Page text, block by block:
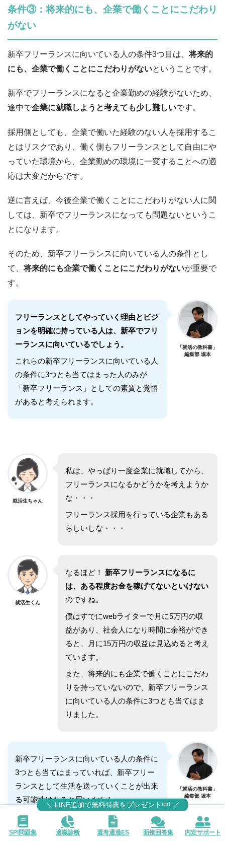
条件③：将来的にも、企業で働くことにこだわり
がない
新卒フリーランスに向いている人の条件3つ目は、将来的
にも、企業で働くことにこだわりがないということです。
新卒でフリーランスになると企業勤めの経験がないため、
途中で企業に就職しようと考えても少し難しいです。
採用側としても、企業で働いた経験のない人を採用するこ
とはリスクであり、働く側もフリーランスとして自由にや
っていた環境から、企業勤めの環境に一変することへの適
応は大変だからです。
逆に言えば、今後企業で働くことにこだわりがない人に関
しては、新卒でフリーランスになっても問題ないというこ
とになります。
そのため、新卒フリーランスに向いている人の条件とし
て、将来的にも企業で働くことにこだわりがないが重要で
す。
フリーランスとしてやっていく理由とビジ
ョンを明確に持っている人は、新卒でフリ
ーランスに向いているでしょう。
これらの新卒フリーランスに向いている人
の条件に3つとも当てはまった人のみが
「新卒フリーランス」としての素質と覚悟
があると考えられます。
「就活の教科書」
編集部 堀本
就活生ちゃん
私は、やっぱり一度企業に就職してから、
フリーランスになるかどうかを考えようか
な・・・
フリーランス採用を行っている企業もある
らしいしな・・・
就活生くん
なるほど！ 新卒フリーランスになるに
は、ある程度お金を稼げてないといけない
のですね。
僕はすでにwebライターで月に5万円の収
益があり、社会人になり時間に余裕ができ
ると、月に15万円の収益は見込めると考え
ています。
また、将来的にも企業で働くことにこだわ
りを持っていないので、新卒フリーランス
に向いている人の条件に3つとも当てはま
りました。
新卒フリーランスに向いている人の条件に
3つとも当てはまっていれば、新卒フリー
ランスとして生活を送っていくことが出来
る可能性はあると思います！
しかし、それだけで判断してしまうのは危
険です。
「就活の教科書」
編集部 堀本
SPI問題集 適職診断 選考通過ES 面接回答集 内定サポート
＼ LINE追加で無料特典をプレゼント中! ／